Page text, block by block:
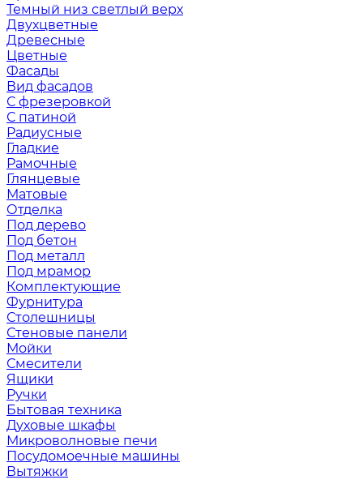
Темный низ светлый верх
Двухцветные
Древесные
Цветные
Фасады
Вид фасадов
С фрезеровкой
С патиной
Радиусные
Гладкие
Рамочные
Глянцевые
Матовые
Отделка
Под дерево
Под бетон
Под металл
Под мрамор
Комплектующие
Фурнитура
Столешницы
Стеновые панели
Мойки
Смесители
Ящики
Ручки
Бытовая техника
Духовые шкафы
Микроволновые печи
Посудомоечные машины
Вытяжки